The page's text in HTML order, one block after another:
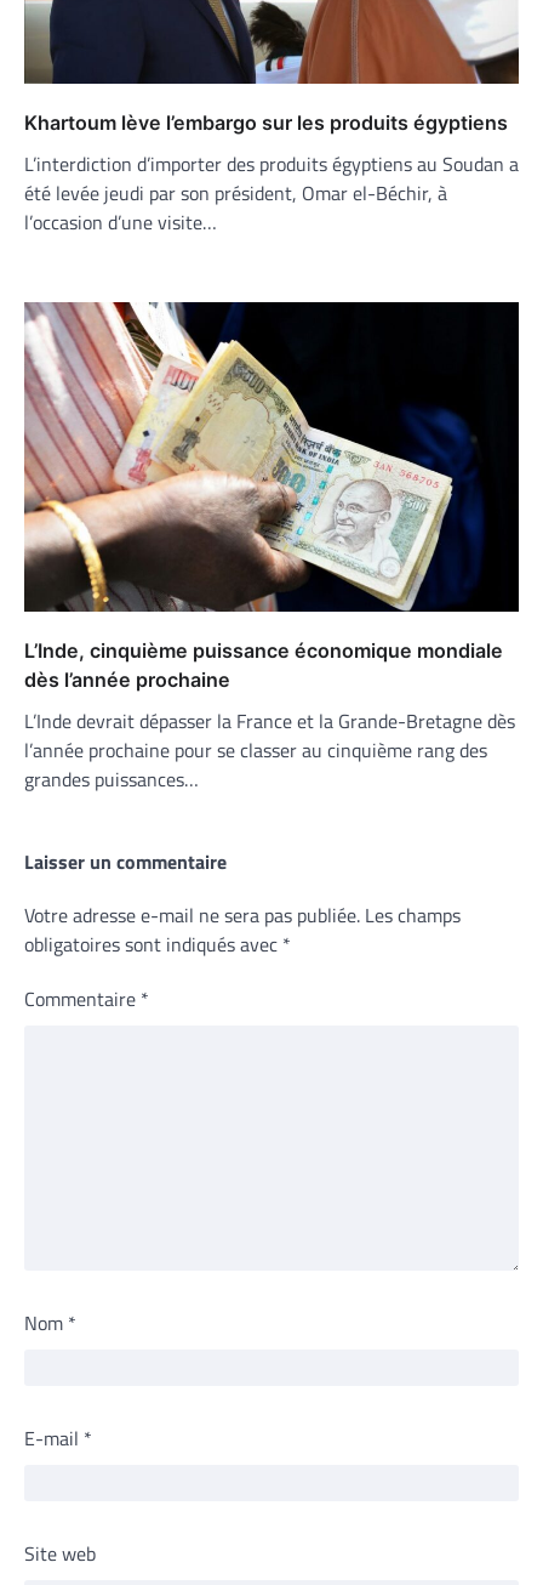
Khartoum lève l’embargo sur les produits égyptiens
L’interdiction d’importer des produits égyptiens au Soudan a
été levée jeudi par son président, Omar el-Béchir, à
l’occasion d’une visite…
L’Inde, cinquième puissance économique mondiale
dès l’année prochaine
L’Inde devrait dépasser la France et la Grande-Bretagne dès
l’année prochaine pour se classer au cinquième rang des
grandes puissances…
Laisser un commentaire
Votre adresse e-mail ne sera pas publiée. Les champs
obligatoires sont indiqués avec *
Commentaire *
Nom *
E-mail *
Site web